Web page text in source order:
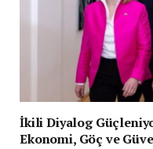
İkili Diyalog
Ekonomi, Göç ve